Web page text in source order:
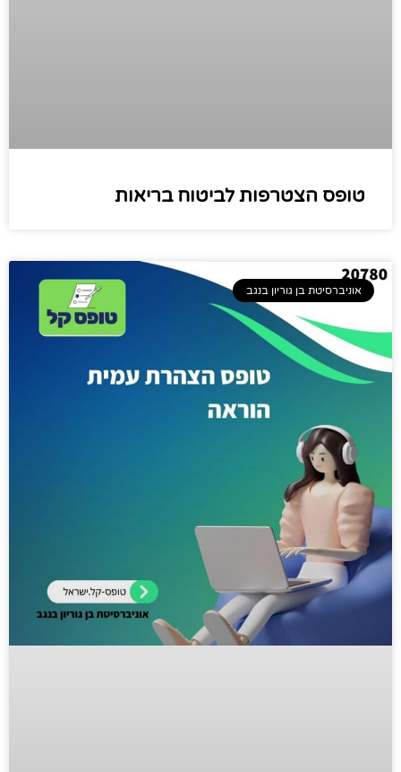
טופס הצטרפות לביטוח בריאות
אוניברסיטת בן גוריון בנגב